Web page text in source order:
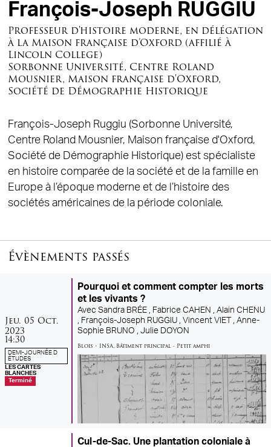
François-Joseph RUGGIU
Professeur d'histoire moderne, en délégation
à la Maison française d’Oxford (affilié à
Lincoln College)
Sorbonne Université, Centre Roland
Mousnier, Maison française d'Oxford,
Société de Démographie Historique
François-Joseph Ruggiu (Sorbonne Université,
Centre Roland Mousnier, Maison française d'Oxford,
Société de Démographie Historique) est spécialiste
en histoire comparée de la société et de la famille en
Europe à l’époque moderne et de l’histoire des
sociétés américaines de la période coloniale.
Évènements passés
jeudi
Jeu. 05 octobre
Oct.
2023
14:30
DEMI-JOURNÉE D
ÉTUDES
LES CARTES
BLANCHES
Terminé
Pourquoi et comment compter les morts
et les vivants ?
Avec Sandra BRÉE , Fabrice CAHEN , Alain CHENU
, François-Joseph RUGGIU , Vincent VIET , Anne-
Sophie BRUNO , Julie DOYON
Blois • INSA, Bâtiment principal - Petit amphi
Cul-de-Sac. Une plantation coloniale à